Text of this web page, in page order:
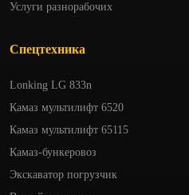
Услуги разнорабочих
Спецтехника
Lonking LG 833n
Камаз мультилифт 6520
Камаз мультилифт 65115
Камаз-бункеровоз
Экскаватор погрузчик